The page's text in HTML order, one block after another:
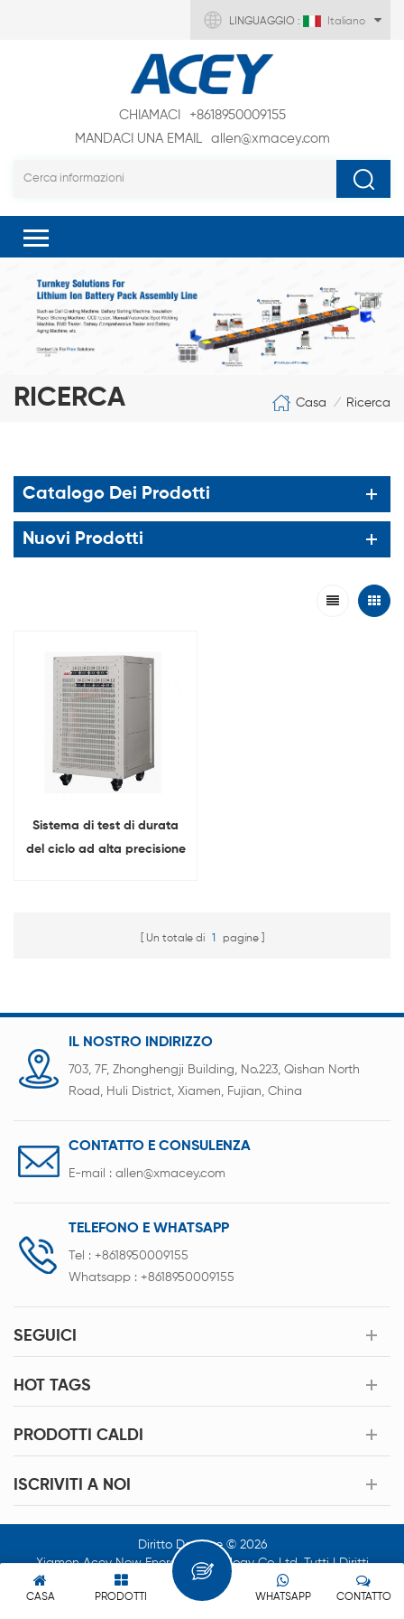
LINGUAGGIO : Italiano
CHIAMACI
+8618950009155
MANDACI UNA EMAIL
allen@xmacey.com
RICERCA Casa / Ricerca
Catalogo Dei Prodotti
Nuovi Prodotti
Sistema di test di durata
del ciclo ad alta precisione
Un totale di 1 pagine
IL NOSTRO INDIRIZZO
703, 7F, Zhonghengji Building, No.223, Qishan North
Road, Huli District, Xiamen, Fujian, China
CONTATTO E CONSULENZA
E-mail : allen@xmacey.com
TELEFONO E WHATSAPP
Tel : +8618950009155
Whatsapp : +8618950009155
SEGUICI
HOT TAGS
PRODOTTI CALDI
ISCRIVITI A NOI
Diritto Dautore © 2026
Xiamen Acey New Energy Technology Co.,Ltd. Tutti I Diritti
Riservati.
CASA PRODOTTI CONTATTO
WHATSAPP